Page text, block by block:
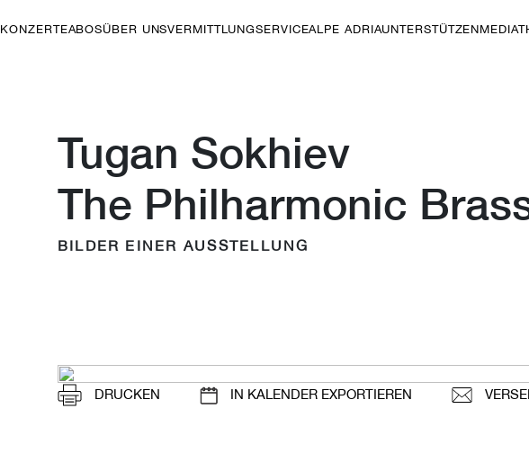
KONZERTEABOSÜBER UNSVERMITTLUNGSERVICEALPE ADRIAUNTERSTÜTZEN
Tugan Sokhiev
The Philharmonic
BILDER EINER AUSSTELLUNG
DRUCKEN IN KALENDER EXPORTIEREN